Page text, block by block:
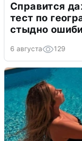
Справится
тест по
стыдно
6 августа 129